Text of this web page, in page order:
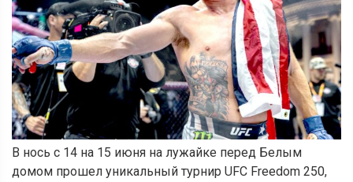
В нось с 14 на 15 июня на лужайке перед Белым
домом прошел уникальный турнир UFC Freedom 250,